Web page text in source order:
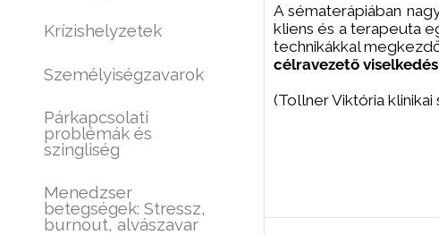
Krízishelyzetek
Személyiségzavarok
Párkapcsolati
problémák és
szingliség
Menedzser
betegségek: Stressz,
burnout, alvászavar
A sématerápiában
kliens és a terapeuta
technikákkal
célravezető
(Tollner Viktória